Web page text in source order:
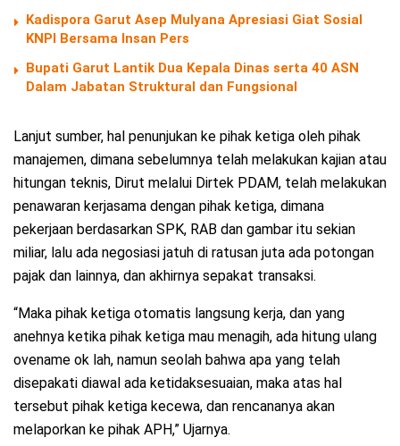
Kadispora Garut Asep Mulyana Apresiasi Giat Sosial
KNPI Bersama Insan Pers
Bupati Garut Lantik Dua Kepala Dinas serta 40 ASN
Dalam Jabatan Struktural dan Fungsional
Lanjut sumber, hal penunjukan ke pihak ketiga oleh pihak
manajemen, dimana sebelumnya telah melakukan kajian atau
hitungan teknis, Dirut melalui Dirtek PDAM, telah melakukan
penawaran kerjasama dengan pihak ketiga, dimana
pekerjaan berdasarkan SPK, RAB dan gambar itu sekian
miliar, lalu ada negosiasi jatuh di ratusan juta ada potongan
pajak dan lainnya, dan akhirnya sepakat transaksi.
“Maka pihak ketiga otomatis langsung kerja, dan yang
anehnya ketika pihak ketiga mau menagih, ada hitung ulang
ovename ok lah, namun seolah bahwa apa yang telah
disepakati diawal ada ketidaksesuaian, maka atas hal
tersebut pihak ketiga kecewa, dan rencananya akan
melaporkan ke pihak APH,” Ujarnya.